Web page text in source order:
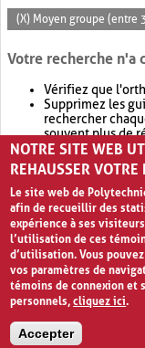
(X) Moyen groupe (entre
Votre recherche n'a
Vérifiez que
Supprimez les
rechercher
souvent plus de
Envisagez
retournera
NOTRE SITE WEB
REHAUSSER
Le site web de
afin de recueillir des
expérience à ses
l’utilisation de ces
d’utilisation. Vous
vos paramètres de
témoins de connexion et
personnels,cliquez ici.
Accepter